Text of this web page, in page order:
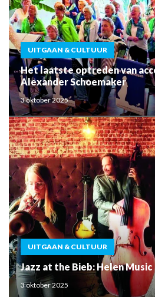
UITGAAN & CULTUUR
Het laatste optreden van
Alexander Schoemaker
3 oktober 2025
UITGAAN & CULTUUR
Jazz at the Bieb: Helen Music
3 oktober 2025